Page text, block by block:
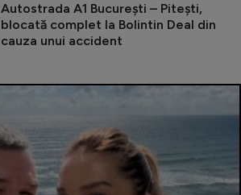
Autostrada A1 București – Pitești,
blocată complet la Bolintin Deal din
cauza unui accident